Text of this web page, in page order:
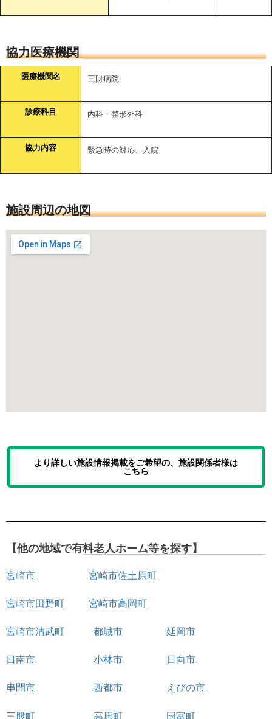
協力医療機関
医療機関名 三財病院
診療科目 内科・整形外科
協力内容 緊急時の対応、入院
施設周辺の地図
より詳しい施設情報掲載をご希望の、施設関係者様は
こちら
【他の地域で有料老人ホーム等を探す】
宮崎市 宮崎市佐土原町
宮崎市田野町 宮崎市高岡町
宮崎市清武町 都城市 延岡市
日南市 小林市 日向市
串間市 西都市 えびの市
三股町 高原町 国富町